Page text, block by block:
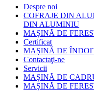
Despre noi
COFRAJE DIN
DIN ALUMINIU
MAȘINĂ DE
Certificat
MAȘINĂ DE
Contactaţi-ne
Servicii
MAȘINĂ DE
MAȘINĂ DE